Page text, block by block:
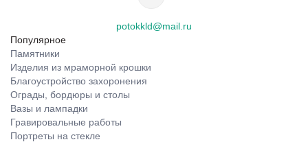
potokkld@mail.ru
Популярное
Памятники
Изделия из мраморной крошки
Благоустройство захоронения
Ограды, бордюры и столы
Вазы и лампадки
Гравировальные работы
Портреты на стекле